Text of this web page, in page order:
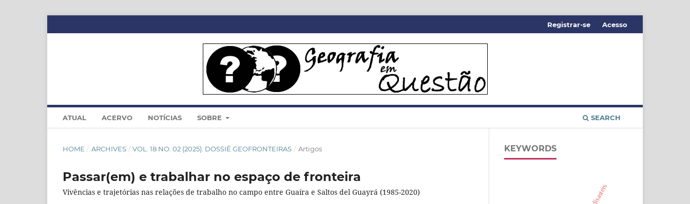
ATUAL ACERVO NOTÍCIAS SOBRE SEARCH
Registrar-se Acesso
HOME / ARCHIVES / VOL. 18 NO. 02 (2025): DOSSIÊ GEOFRONTEIRAS / Artigos
Passar(em) e trabalhar no espaço de fronteira
Vivências e trajetórias nas relações de trabalho no campo entre Guaíra e Saltos del Guayrá (1985-2020)
KEYWORDS